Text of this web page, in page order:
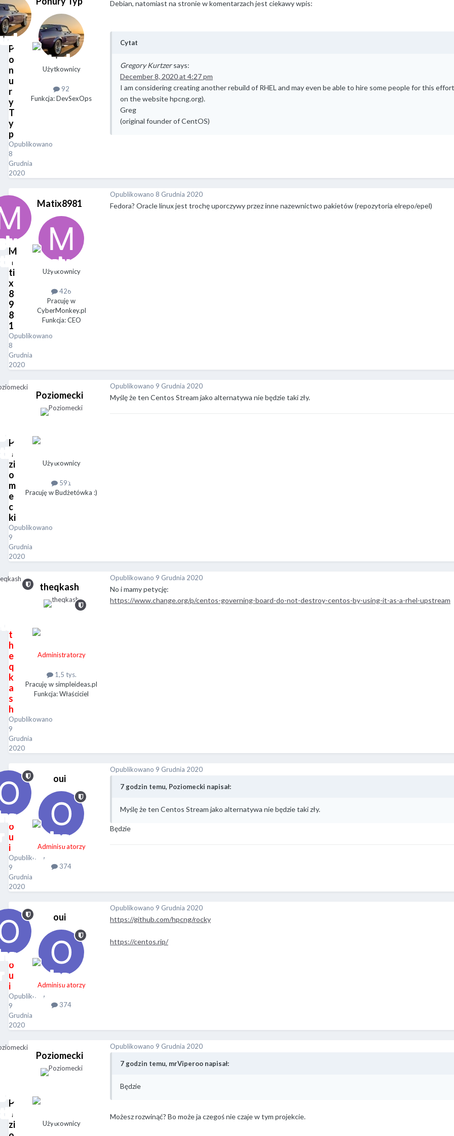
P
o
n
u
r
y
T
y
p
Opublikowano
8
Grudnia
2020
Użytkownicy
92
Funkcja: DevSexOps
Debian, natomiast na stronie w komentarzach jest ciekawy wpis:
Cytat
Gregory Kurtzer says:
December 8, 2020 at 4:27 pm
I am considering creating another rebuild of RHEL and may even be able to hire some people for this
on the website hpcng.org).
Greg
(original founder of CentOS)
M
a
ti
x
8
9
8
1
Opublikowano
8
Grudnia
2020
Matix8981
Użytkownicy
426
Pracuję w
CyberMonkey.pl
Funkcja: CEO
Opublikowano 8 Grudnia 2020
Fedora? Oracle linux jest trochę uporczywy przez inne nazewnictwo pakietów (repozytoria elrepo/epel)
P
o
zi
o
m
e
c
ki
Opublikowano
9
Grudnia
2020
Poziomecki
Użytkownicy
591
Pracuję w Budżetówka :)
Opublikowano 9 Grudnia 2020
Myślę że ten Centos Stream jako alternatywa nie będzie taki zły.
t
h
e
q
k
a
s
h
Opublikowano
9
Grudnia
2020
theqkash
Administratorzy
1,5 tys.
Pracuję w simpleideas.pl
Funkcja: Właściciel
Opublikowano 9 Grudnia 2020
No i mamy petycję:
https://www.change.org/p/centos-governing-board-do-not-destroy-centos-by-using-it-as-a-rhel-upstream
o
u
i
Opublikowano
9
Grudnia
2020
oui
Administratorzy
374
Opublikowano 9 Grudnia 2020
7 godzin temu, Poziomecki napisał:
Myślę że ten Centos Stream jako alternatywa nie będzie taki zły.
Będzie
o
u
i
Opublikowano
9
Grudnia
2020
oui
Administratorzy
374
Opublikowano 9 Grudnia 2020
https://github.com/hpcng/rocky
https://centos.rip/
P
o
zi
Poziomecki
Użytkownicy
Opublikowano 9 Grudnia 2020
7 godzin temu, mrViperoo napisał:
Będzie
Możesz rozwinąć? Bo może ja czegoś nie czaje w tym projekcie.